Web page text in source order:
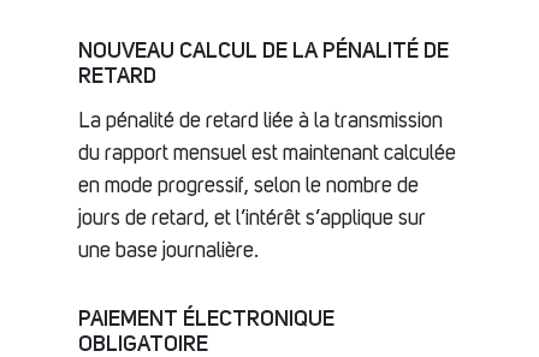
NOUVEAU CALCUL DE LA PÉNALITÉ DE
RETARD
La pénalité de retard liée à la transmission
du rapport mensuel est maintenant calculée
en mode progressif, selon le nombre de
jours de retard, et l’intérêt s’applique sur
une base journalière.
PAIEMENT ÉLECTRONIQUE
OBLIGATOIRE